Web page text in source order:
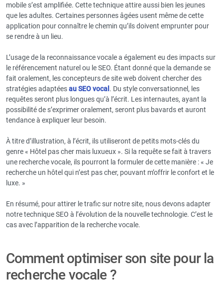
mobile s’est amplifiée. Cette technique attire aussi bien les jeunes
que les adultes. Certaines personnes âgées usent même de cette
application pour connaître le chemin qu’ils doivent emprunter pour
se rendre à un lieu.
L’usage de la reconnaissance vocale a également eu des impacts sur
le référencement naturel ou le SEO. Étant donné que la demande se
fait oralement, les concepteurs de site web doivent chercher des
stratégies adaptéesau SEO vocal . Du style conversationnel, les
requêtes seront plus longues qu’à l’écrit. Les internautes, ayant la
possibilité de s’exprimer oralement, seront plus bavards et auront
tendance à expliquer leur besoin.
À titre d’illustration, à l’écrit, ils utiliseront de petits mots-clés du
genre « Hôtel pas cher mais luxueux ». Si la requête se fait à travers
une recherche vocale, ils pourront la formuler de cette manière : « Je
recherche un hôtel qui n’est pas cher, pouvant m’offrir le confort et le
luxe. »
En résumé, pour attirer le trafic sur notre site, nous devons adapter
notre technique SEO à l’évolution de la nouvelle technologie. C’est le
cas avec l’apparition de la recherche vocale.
Comment optimiser son site pour la
recherche vocale ?